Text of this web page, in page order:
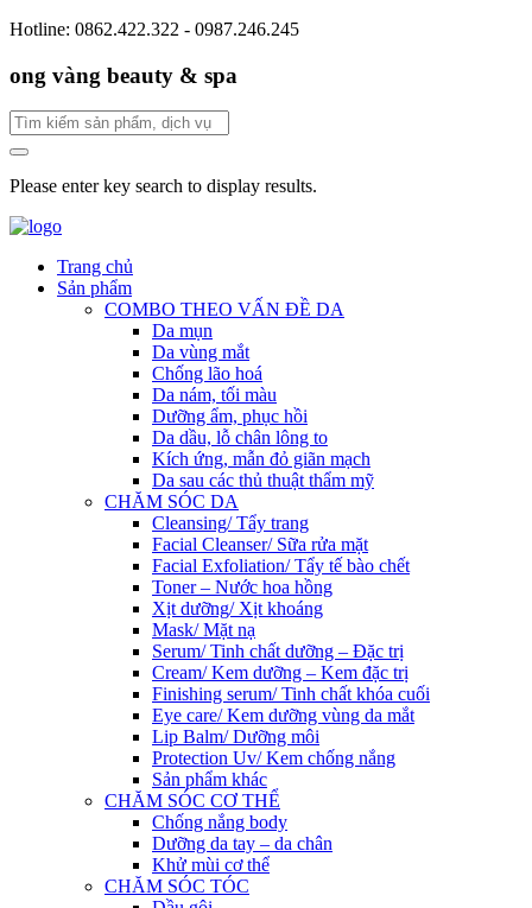
Hotline: 0862.422.322 - 0987.246.245
ong vàng beauty & spa
Please enter key search to display results.
Trang chủ
Sản phẩm
COMBO THEO VẤN ĐỀ DA
Da mụn
Da vùng mắt
Chống lão hoá
Da nám, tối màu
Dưỡng ẩm, phục hồi
Da dầu, lỗ chân lông to
Kích ứng, mẫn đỏ giãn mạch
Da sau các thủ thuật thẩm mỹ
CHĂM SÓC DA
Cleansing/ Tẩy trang
Facial Cleanser/ Sữa rửa mặt
Facial Exfoliation/ Tẩy tế bào chết
Toner – Nước hoa hồng
Xịt dưỡng/ Xịt khoáng
Mask/ Mặt nạ
Serum/ Tinh chất dưỡng – Đặc trị
Cream/ Kem dưỡng – Kem đặc trị
Finishing serum/ Tinh chất khóa cuối
Eye care/ Kem dưỡng vùng da mắt
Lip Balm/ Dưỡng môi
Protection Uv/ Kem chống nắng
Sản phẩm khác
CHĂM SÓC CƠ THỂ
Chống nắng body
Dưỡng da tay – da chân
Khử mùi cơ thể
CHĂM SÓC TÓC